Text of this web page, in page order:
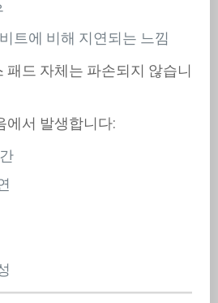
트에 비해 지연되는 느낌
패드 자체는 파손되지 않습니
에서 발생합니다: